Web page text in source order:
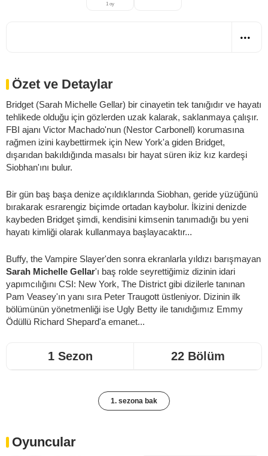
1 oy
Özet ve Detaylar
Bridget (Sarah Michelle Gellar) bir cinayetin tek tanığıdır ve hayatı
tehlikede olduğu için gözlerden uzak kalarak, saklanmaya çalışır.
FBI ajanı Victor Machado'nun (Nestor Carbonell) korumasına
rağmen izini kaybettirmek için New York'a giden Bridget,
dışarıdan bakıldığında masalsı bir hayat süren ikiz kız kardeşi
Siobhan'ını bulur.
Bir gün baş başa denize açıldıklarında Siobhan, geride yüzüğünü
bırakarak esrarengiz biçimde ortadan kaybolur. İkizini denizde
kaybeden Bridget şimdi, kendisini kimsenin tanımadığı bu yeni
hayatı kimliği olarak kullanmaya başlayacaktır...
Buffy, the Vampire Slayer'den sonra ekranlarla yıldızı barışmayan
Sarah Michelle Gellar'ı baş rolde seyrettiğimiz dizinin idari
yapımcılığını CSI: New York, The District gibi dizilerle tanınan
Pam Veasey'ın yanı sıra Peter Traugott üstleniyor. Dizinin ilk
bölümünün yönetmenliği ise Ugly Betty ile tanıdığımız Emmy
Ödüllü Richard Shepard'a emanet...
1 Sezon 22 Bölüm
1. sezona bak
Oyuncular